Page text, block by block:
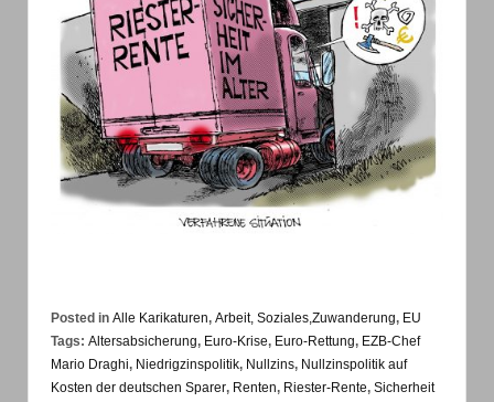
Posted in Alle Karikaturen, Arbeit, Soziales,Zuwanderung, EU
Tags: Altersabsicherung, Euro-Krise, Euro-Rettung, EZB-Chef
Mario Draghi, Niedrigzinspolitik, Nullzins, Nullzinspolitik auf
Kosten der deutschen Sparer, Renten, Riester-Rente, Sicherheit